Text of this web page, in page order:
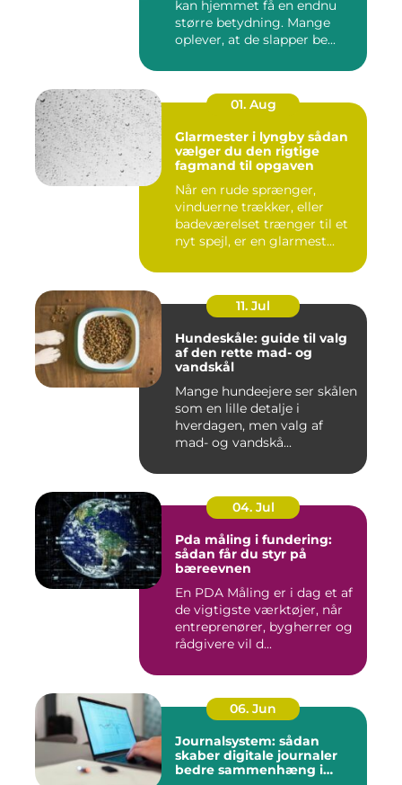
kan hjemmet få en endnu
større betydning. Mange
oplever, at de slapper be...
01. Aug
Glarmester i lyngby sådan
vælger du den rigtige
fagmand til opgaven
Når en rude sprænger,
vinduerne trækker, eller
badeværelset trænger til et
nyt spejl, er en glarmest...
11. Jul
Hundeskåle: guide til valg
af den rette mad- og
vandskål
Mange hundeejere ser skålen
som en lille detalje i
hverdagen, men valg af
mad- og vandskå...
04. Jul
Pda måling i fundering:
sådan får du styr på
bæreevnen
En PDA Måling er i dag et af
de vigtigste værktøjer, når
entreprenører, bygherrer og
rådgivere vil d...
06. Jun
Journalsystem: sådan
skaber digitale journaler
bedre sammenhæng i